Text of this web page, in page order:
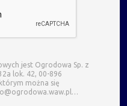
jest Ogrodowa Sp. z
lok. 42, 00-896
można się